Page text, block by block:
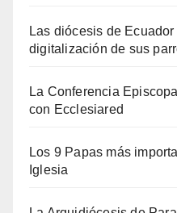
Las diócesis de
digitalización de sus
La Conferencia
con Ecclesiared
Los 9 Papas más
Iglesia